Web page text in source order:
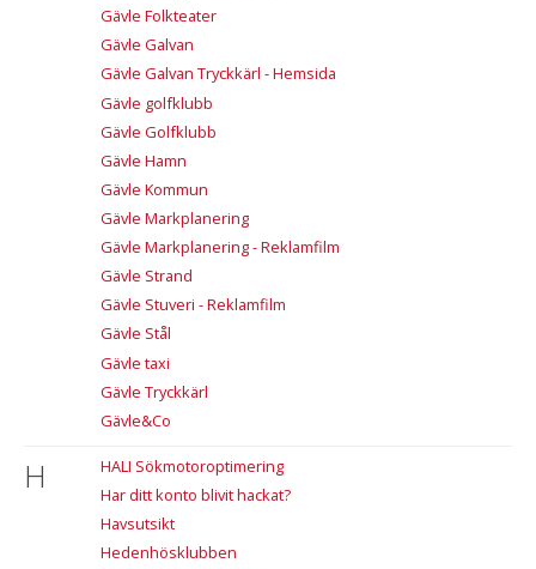
Gävle Folkteater
Gävle Galvan
Gävle Galvan Tryckkärl - Hemsida
Gävle golfklubb
Gävle Golfklubb
Gävle Hamn
Gävle Kommun
Gävle Markplanering
Gävle Markplanering - Reklamfilm
Gävle Strand
Gävle Stuveri - Reklamfilm
Gävle Stål
Gävle taxi
Gävle Tryckkärl
Gävle&Co
H
HALI Sökmotoroptimering
Har ditt konto blivit hackat?
Havsutsikt
Hedenhösklubben